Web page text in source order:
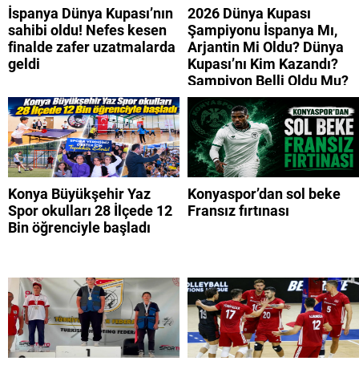
İspanya Dünya Kupası’nın
sahibi oldu! Nefes kesen
finalde zafer uzatmalarda
geldi
2026 Dünya Kupası
Şampiyonu İspanya Mı,
Arjantin Mi Oldu? Dünya
Kupası’nı Kim Kazandı?
Şampiyon Belli Oldu Mu?
Konya Büyükşehir Yaz
Spor okulları 28 İlçede 12
Bin öğrenciyle başladı
Konyaspor’dan sol beke
Fransız fırtınası